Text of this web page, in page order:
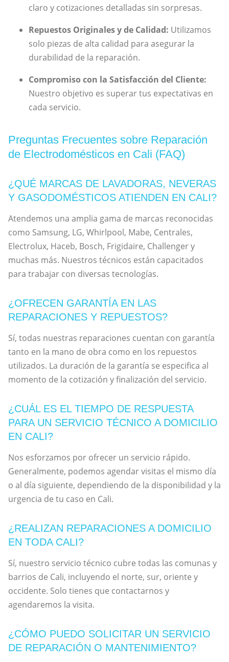
claro y cotizaciones detalladas sin sorpresas.
Repuestos Originales y de Calidad: Utilizamos
solo piezas de alta calidad para asegurar la
durabilidad de la reparación.
Compromiso con la Satisfacción del Cliente:
Nuestro objetivo es superar tus expectativas en
cada servicio.
Preguntas Frecuentes sobre Reparación
de Electrodomésticos en Cali (FAQ)
¿QUÉ MARCAS DE LAVADORAS, NEVERAS
Y GASODOMÉSTICOS ATIENDEN EN CALI?
Atendemos una amplia gama de marcas reconocidas
como Samsung, LG, Whirlpool, Mabe, Centrales,
Electrolux, Haceb, Bosch, Frigidaire, Challenger y
muchas más. Nuestros técnicos están capacitados
para trabajar con diversas tecnologías.
¿OFRECEN GARANTÍA EN LAS
REPARACIONES Y REPUESTOS?
Sí, todas nuestras reparaciones cuentan con garantía
tanto en la mano de obra como en los repuestos
utilizados. La duración de la garantía se especifica al
momento de la cotización y finalización del servicio.
¿CUÁL ES EL TIEMPO DE RESPUESTA
PARA UN SERVICIO TÉCNICO A DOMICILIO
EN CALI?
Nos esforzamos por ofrecer un servicio rápido.
Generalmente, podemos agendar visitas el mismo día
o al día siguiente, dependiendo de la disponibilidad y la
urgencia de tu caso en Cali.
¿REALIZAN REPARACIONES A DOMICILIO
EN TODA CALI?
Sí, nuestro servicio técnico cubre todas las comunas y
barrios de Cali, incluyendo el norte, sur, oriente y
occidente. Solo tienes que contactarnos y
agendaremos la visita.
¿CÓMO PUEDO SOLICITAR UN SERVICIO
DE REPARACIÓN O MANTENIMIENTO?